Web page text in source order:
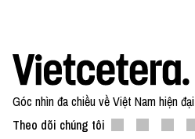
Góc nhìn đa chiều về Việt Nam hiện đại
Theo dõi chúng tôi